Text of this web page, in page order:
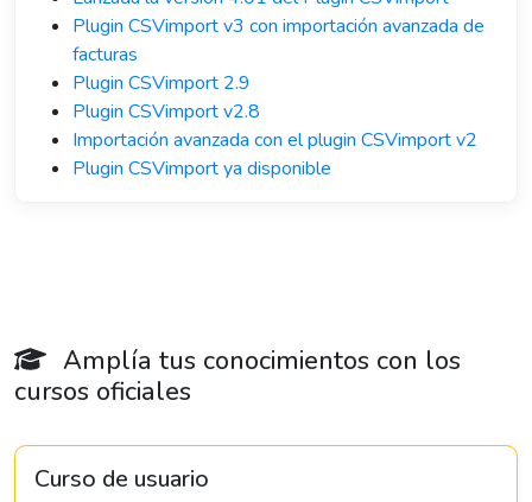
Plugin CSVimport v3 con importación avanzada de
facturas
Plugin CSVimport 2.9
Plugin CSVimport v2.8
Importación avanzada con el plugin CSVimport v2
Plugin CSVimport ya disponible
Amplía tus conocimientos con los
cursos oficiales
Curso de usuario